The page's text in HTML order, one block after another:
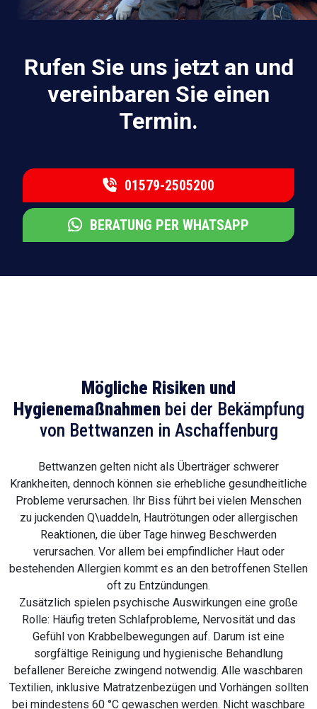
Rufen Sie uns jetzt an und
vereinbaren Sie einen
Termin.
01579-2505200
BERATUNG PER WHATSAPP
Mögliche Risiken und
Hygienemaßnahmen bei der Bekämpfung
von Bettwanzen in Aschaffenburg
Bettwanzen gelten nicht als Überträger schwerer
Krankheiten, dennoch können sie erhebliche gesundheitliche
Probleme verursachen. Ihr Biss führt bei vielen Menschen
zu juckenden Q\uaddeln, Hautrötungen oder allergischen
Reaktionen, die über Tage hinweg Beschwerden
verursachen. Vor allem bei empfindlicher Haut oder
bestehenden Allergien kommt es an den betroffenen Stellen
oft zu Entzündungen.
Zusätzlich spielen psychische Auswirkungen eine große
Rolle: Häufig treten Schlafprobleme, Nervosität und das
Gefühl von Krabbelbewegungen auf. Darum ist eine
sorgfältige Reinigung und hygienische Behandlung
befallener Bereiche zwingend notwendig. Alle waschbaren
Textilien, inklusive Matratzenbezügen und Vorhängen sollten
bei mindestens 60 °C gewaschen werden. Nicht waschbare